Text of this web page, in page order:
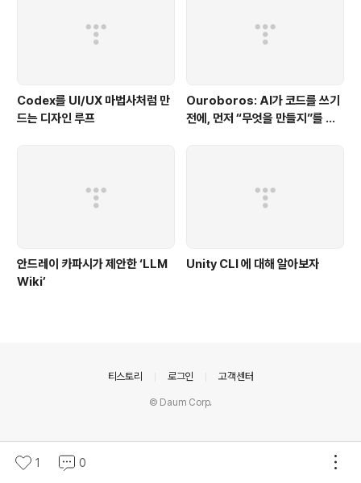
Codex를 UI/UX 마법사처럼 만
드는 디자인 루프
Ouroboros: AI가 코드를 쓰기
전에, 먼저 “무엇을 만들지”를 끝
안드레이 카파시가 제안한 ‘LLM
Wiki’
Unity CLI 에 대해 알아보자
1 0
티스토리 로그인 고객센터
© Daum Corp.